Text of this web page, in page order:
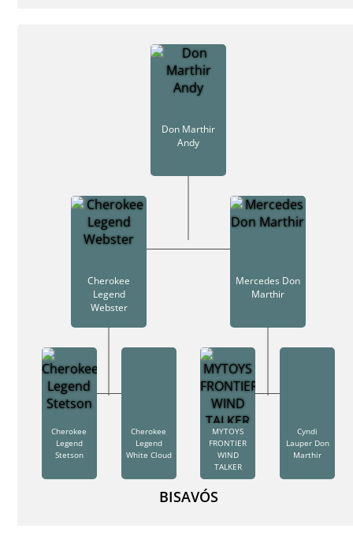
Don Marthir
Andy
Cherokee
Legend
Webster
Mercedes Don
Marthir
Cherokee
Legend
Stetson
Cherokee
Legend
White Cloud
MYTOYS
FRONTIER
WIND
TALKER
Cyndi
Lauper Don
Marthir
BISAVÓS